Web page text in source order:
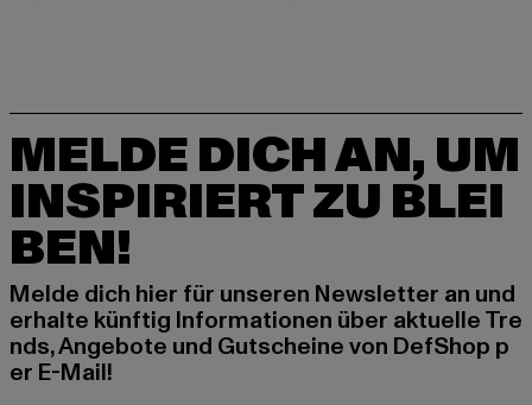
MELDE DICH AN, UM
INSPIRIERT ZU BLEI
BEN!
Melde dich hier für unseren Newsletter an und
erhalte künftig Informationen über aktuelle Tre
nds, Angebote und Gutscheine von DefShop p
er E-Mail!